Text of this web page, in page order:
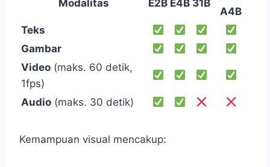
Modalitas E2B E4B 31B
A4B
Teks
Gambar
Video (maks. 60 detik,
1fps)
Audio (maks. 30 detik)
Kemampuan visual mencakup: